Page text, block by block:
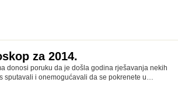
za 2014.
donosi poruku da je došla godina rješavanja nekih
sputavali i onemogućavali da se pokrenete u…